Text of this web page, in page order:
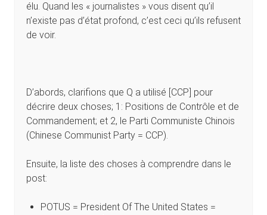
élu. Quand les « journalistes » vous disent qu’il
n’existe pas d’état profond, c’est ceci qu’ils refusent
de voir.
D’abords, clarifions que Q a utilisé [CCP] pour
décrire deux choses; 1: Positions de Contrôle et de
Commandement; et 2, le Parti Communiste Chinois
(Chinese Communist Party = CCP).
Ensuite, la liste des choses à comprendre dans le
post:
POTUS = President Of The United States =